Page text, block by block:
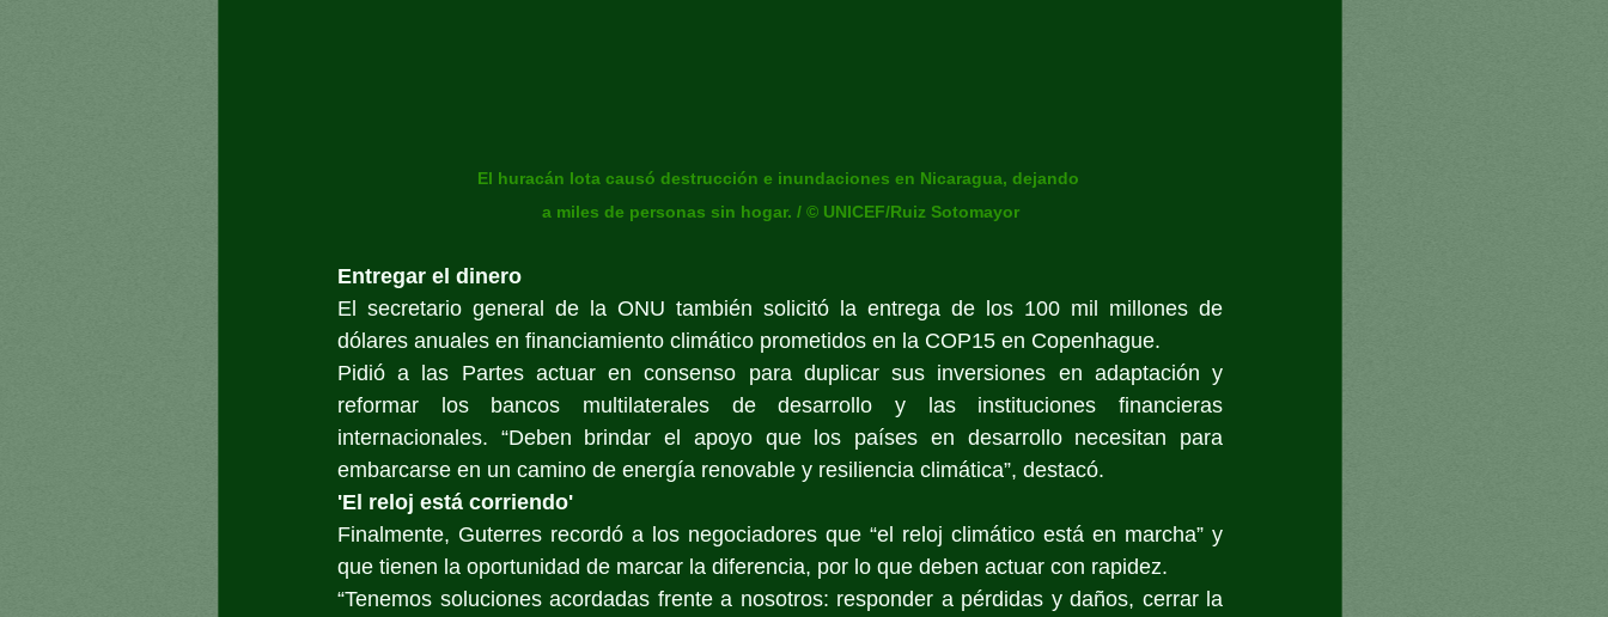
El huracán Iota causó destrucción e inundaciones en Nicaragua, dejando
a miles de personas sin hogar. / © UNICEF/Ruiz Sotomayor
Entregar el dinero
El secretario general de la ONU también solicitó la entrega de los 100 mil millones de
dólares anuales en financiamiento climático prometidos en la COP15 en Copenhague.
Pidió a las Partes actuar en consenso para duplicar sus inversiones en adaptación y
reformar los bancos multilaterales de desarrollo y las instituciones financieras
internacionales. “Deben brindar el apoyo que los países en desarrollo necesitan para
embarcarse en un camino de energía renovable y resiliencia climática”, destacó.
'El reloj está corriendo'
Finalmente, Guterres recordó a los negociadores que “el reloj climático está en marcha” y
que tienen la oportunidad de marcar la diferencia, por lo que deben actuar con rapidez.
“Tenemos soluciones acordadas frente a nosotros: responder a pérdidas y daños, cerrar la